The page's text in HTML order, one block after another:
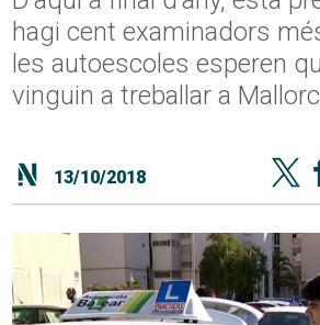
hagi cent examinadors
les autoescoles esperen
vinguin a treballar a
13/10/2018